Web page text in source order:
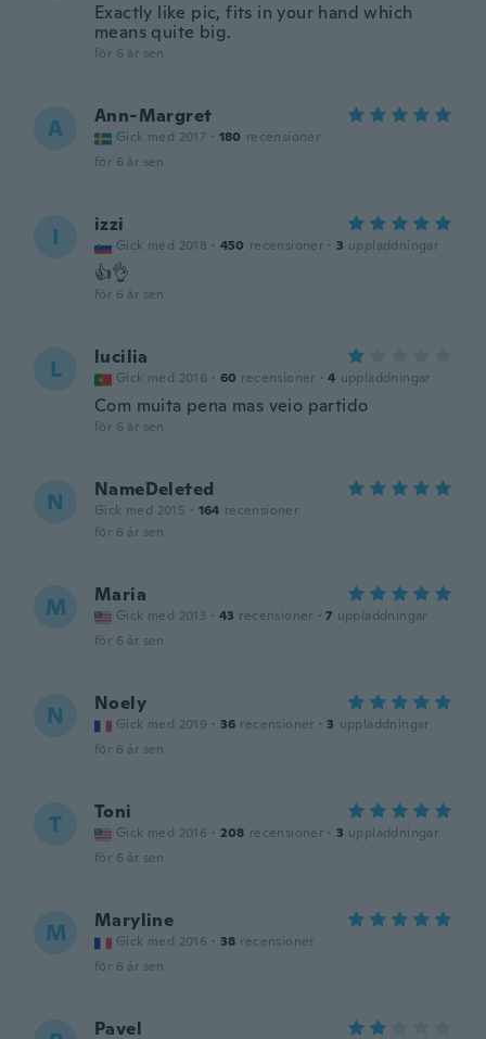
Exactly like pic, fits in your hand which
means quite big.
för 6 år sen
A Ann-Margret
Gick med 2017 · 180 recensioner
för 6 år sen
I izzi
Gick med 2018 · 450 recensioner · 3 uppladdningar
👍👌
för 6 år sen
L lucilia
Gick med 2016 · 60 recensioner · 4 uppladdningar
Com muita pena mas veio partido
för 6 år sen
N NameDeleted
Gick med 2015 · 164 recensioner
för 6 år sen
M Maria
Gick med 2013 · 43 recensioner · 7 uppladdningar
för 6 år sen
N Noely
Gick med 2019 · 36 recensioner · 3 uppladdningar
för 6 år sen
T Toni
Gick med 2016 · 208 recensioner · 3 uppladdningar
för 6 år sen
M Maryline
Gick med 2016 · 38 recensioner
för 6 år sen
Pavel